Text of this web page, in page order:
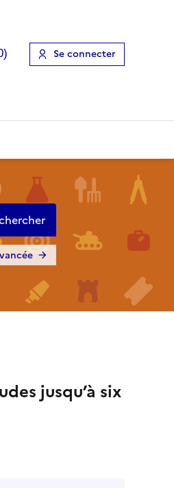
Se connecter
jusqu’à six